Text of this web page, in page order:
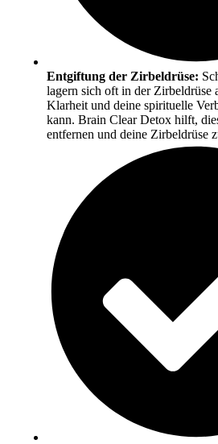
Entgiftung der Zirbeldrüse:
lagern sich oft in der Zirbeldrüse
Klarheit und deine spirituelle
kann. Brain Clear Detox hilft,
entfernen und deine Zirbeldrüse